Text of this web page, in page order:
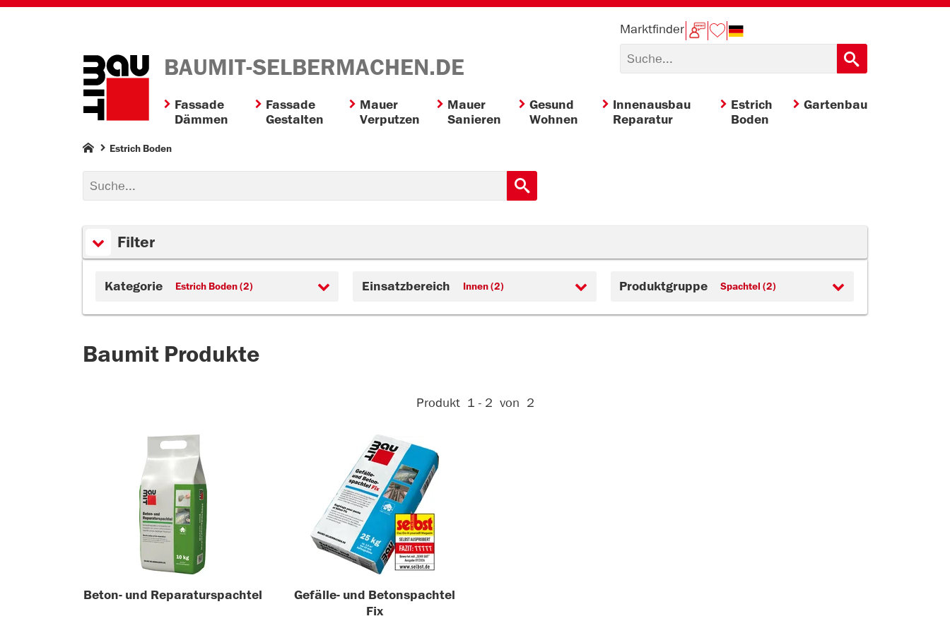
BAUMIT-SELBERMACHEN.DE
Marktfinder
Fassade
Dämmen
Fassade
Gestalten
Mauer
Verputzen
Mauer
Sanieren
Gesund
Wohnen
Innenausbau
Reparatur
Estrich
Boden
Gartenbau
Estrich Boden
Filter
Kategorie Estrich Boden (2) Einsatzbereich Innen (2) Produktgruppe Spachtel (2)
Baumit Produkte
Aktive Filter:
Produkt 1 - 2 von 2
Beton- und Reparaturspachtel
Gefälle- und Betonspachtel
Fix